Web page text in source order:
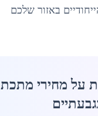
באזור שלכם
על מחירי מתכת